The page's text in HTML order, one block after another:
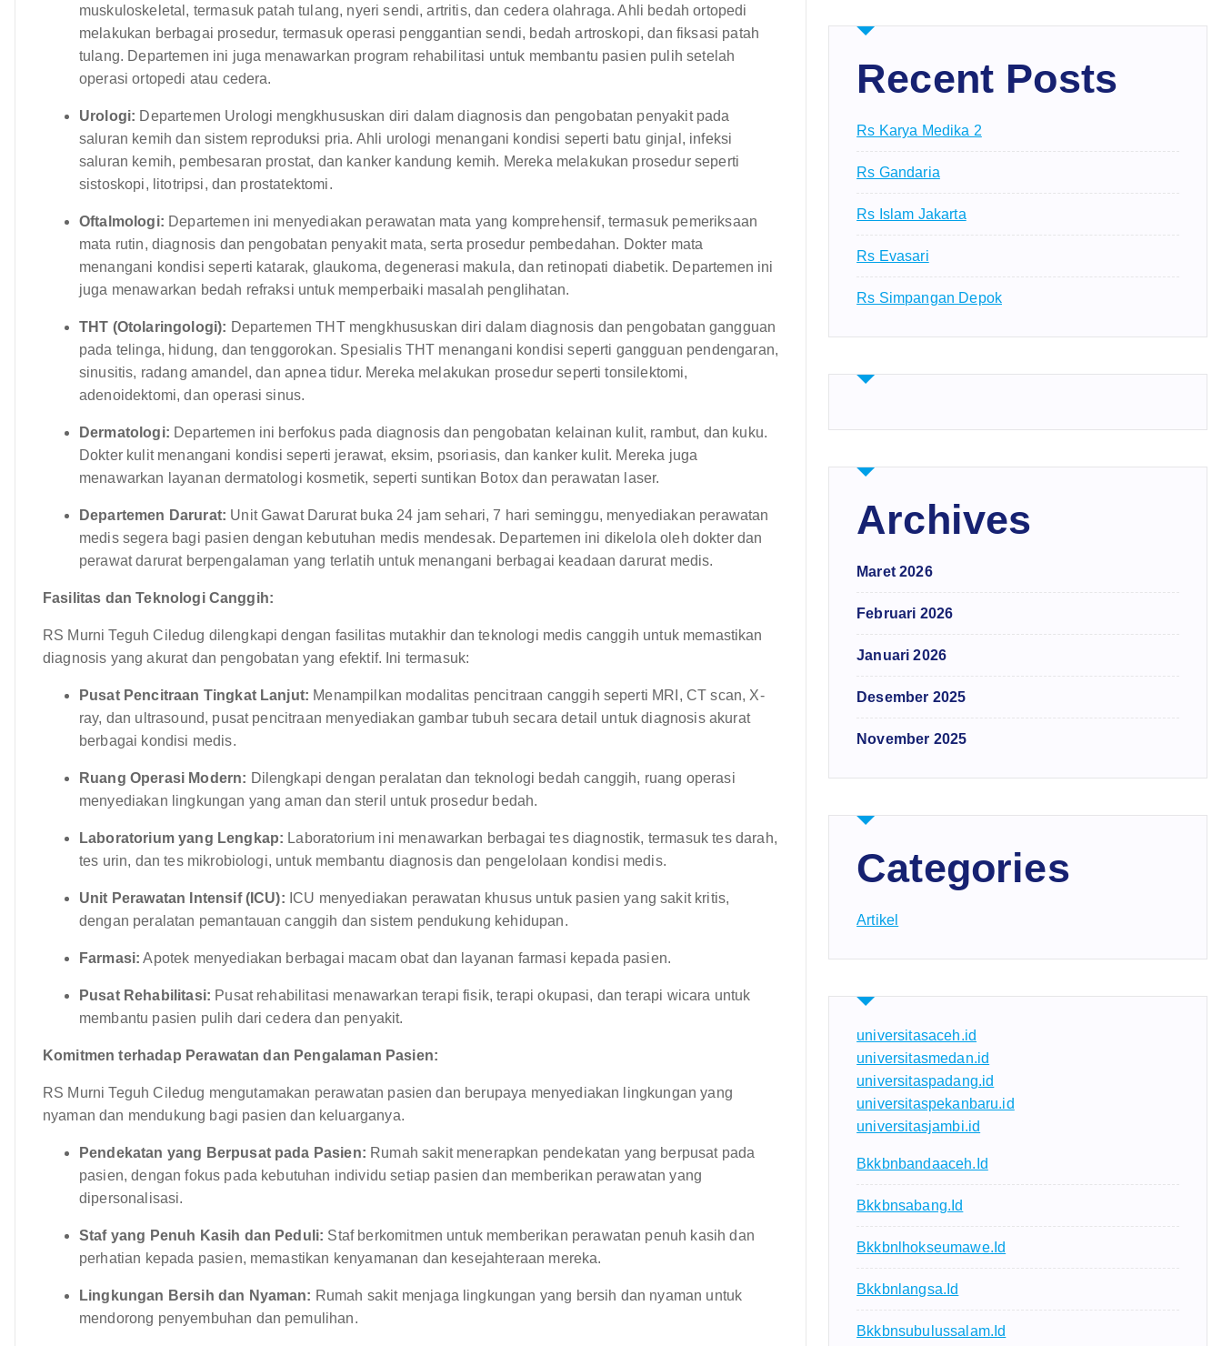
muskuloskeletal, termasuk patah tulang, nyeri sendi, artritis, dan cedera olahraga. Ahli bedah ortopedi
melakukan berbagai prosedur, termasuk operasi penggantian sendi, bedah artroskopi, dan fiksasi patah
tulang. Departemen ini juga menawarkan program rehabilitasi untuk membantu pasien pulih setelah
operasi ortopedi atau cedera.
Urologi: Departemen Urologi mengkhususkan diri dalam diagnosis dan pengobatan penyakit pada
saluran kemih dan sistem reproduksi pria. Ahli urologi menangani kondisi seperti batu ginjal, infeksi
saluran kemih, pembesaran prostat, dan kanker kandung kemih. Mereka melakukan prosedur seperti
sistoskopi, litotripsi, dan prostatektomi.
Oftalmologi: Departemen ini menyediakan perawatan mata yang komprehensif, termasuk pemeriksaan
mata rutin, diagnosis dan pengobatan penyakit mata, serta prosedur pembedahan. Dokter mata
menangani kondisi seperti katarak, glaukoma, degenerasi makula, dan retinopati diabetik. Departemen ini
juga menawarkan bedah refraksi untuk memperbaiki masalah penglihatan.
THT (Otolaringologi): Departemen THT mengkhususkan diri dalam diagnosis dan pengobatan gangguan
pada telinga, hidung, dan tenggorokan. Spesialis THT menangani kondisi seperti gangguan pendengaran,
sinusitis, radang amandel, dan apnea tidur. Mereka melakukan prosedur seperti tonsilektomi,
adenoidektomi, dan operasi sinus.
Dermatologi: Departemen ini berfokus pada diagnosis dan pengobatan kelainan kulit, rambut, dan kuku.
Dokter kulit menangani kondisi seperti jerawat, eksim, psoriasis, dan kanker kulit. Mereka juga
menawarkan layanan dermatologi kosmetik, seperti suntikan Botox dan perawatan laser.
Departemen Darurat: Unit Gawat Darurat buka 24 jam sehari, 7 hari seminggu, menyediakan perawatan
medis segera bagi pasien dengan kebutuhan medis mendesak. Departemen ini dikelola oleh dokter dan
perawat darurat berpengalaman yang terlatih untuk menangani berbagai keadaan darurat medis.
Fasilitas dan Teknologi Canggih:
RS Murni Teguh Ciledug dilengkapi dengan fasilitas mutakhir dan teknologi medis canggih untuk memastikan
diagnosis yang akurat dan pengobatan yang efektif. Ini termasuk:
Pusat Pencitraan Tingkat Lanjut: Menampilkan modalitas pencitraan canggih seperti MRI, CT scan, X-
ray, dan ultrasound, pusat pencitraan menyediakan gambar tubuh secara detail untuk diagnosis akurat
berbagai kondisi medis.
Ruang Operasi Modern: Dilengkapi dengan peralatan dan teknologi bedah canggih, ruang operasi
menyediakan lingkungan yang aman dan steril untuk prosedur bedah.
Laboratorium yang Lengkap: Laboratorium ini menawarkan berbagai tes diagnostik, termasuk tes darah,
tes urin, dan tes mikrobiologi, untuk membantu diagnosis dan pengelolaan kondisi medis.
Unit Perawatan Intensif (ICU): ICU menyediakan perawatan khusus untuk pasien yang sakit kritis,
dengan peralatan pemantauan canggih dan sistem pendukung kehidupan.
Farmasi: Apotek menyediakan berbagai macam obat dan layanan farmasi kepada pasien.
Pusat Rehabilitasi: Pusat rehabilitasi menawarkan terapi fisik, terapi okupasi, dan terapi wicara untuk
membantu pasien pulih dari cedera dan penyakit.
Komitmen terhadap Perawatan dan Pengalaman Pasien:
RS Murni Teguh Ciledug mengutamakan perawatan pasien dan berupaya menyediakan lingkungan yang
nyaman dan mendukung bagi pasien dan keluarganya.
Pendekatan yang Berpusat pada Pasien: Rumah sakit menerapkan pendekatan yang berpusat pada
pasien, dengan fokus pada kebutuhan individu setiap pasien dan memberikan perawatan yang
dipersonalisasi.
Staf yang Penuh Kasih dan Peduli: Staf berkomitmen untuk memberikan perawatan penuh kasih dan
perhatian kepada pasien, memastikan kenyamanan dan kesejahteraan mereka.
Lingkungan Bersih dan Nyaman: Rumah sakit menjaga lingkungan yang bersih dan nyaman untuk
mendorong penyembuhan dan pemulihan.
Recent Posts
Rs Karya Medika 2
Rs Gandaria
Rs Islam Jakarta
Rs Evasari
Rs Simpangan Depok
Archives
Maret 2026
Februari 2026
Januari 2026
Desember 2025
November 2025
Categories
Artikel
universitasaceh.id
universitasmedan.id
universitaspadang.id
universitaspekanbaru.id
universitasjambi.id
Bkkbnbandaaceh.id
Bkkbnsabang.id
Bkkbnlhokseumawe.id
Bkkbnlangsa.id
Bkkbnsubulussalam.id